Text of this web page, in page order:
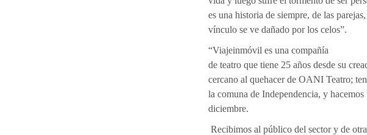
es una historia de siempre, de las
vínculo se ve dañado por los celos”.
“Viajeinmóvil es una compañía
de teatro que tiene 25 años desde su
cercano al quehacer de OANI Teatro;
la comuna de Independencia, y
diciembre.
Recibimos al público del sector y de